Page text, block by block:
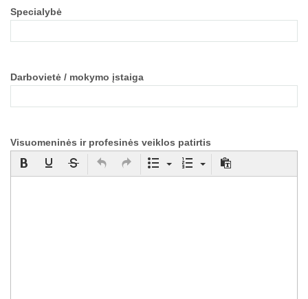
Specialybė
Darbovietė / mokymo įstaiga
Visuomeninės ir profesinės veiklos patirtis